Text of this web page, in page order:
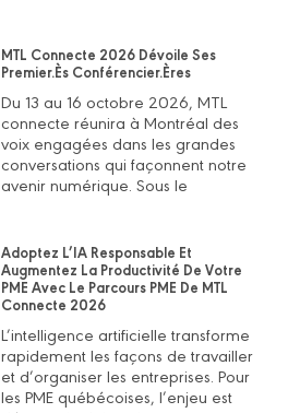
MTL Connecte 2026 Dévoile Ses
Premier.ès Conférencier.ères
Du 13 au 16 octobre 2026, MTL
connecte réunira à Montréal des
voix engagées dans les grandes
conversations qui façonnent notre
avenir numérique. Sous le
Adoptez L’IA Responsable Et
Augmentez La Productivité De Votre
PME Avec Le Parcours PME De MTL
Connecte 2026
L’intelligence artificielle transforme
rapidement les façons de travailler
et d’organiser les entreprises. Pour
les PME québécoises, l’enjeu est